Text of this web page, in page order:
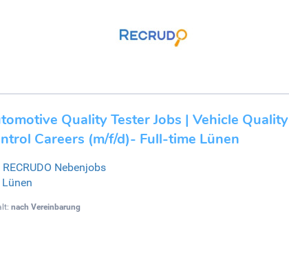
Quality Tester Jobs | Vehicle Quality
Careers (m/f/d)- Full-time Lünen
RECRUDO Nebenjobs
Lünen
nach Vereinbarung